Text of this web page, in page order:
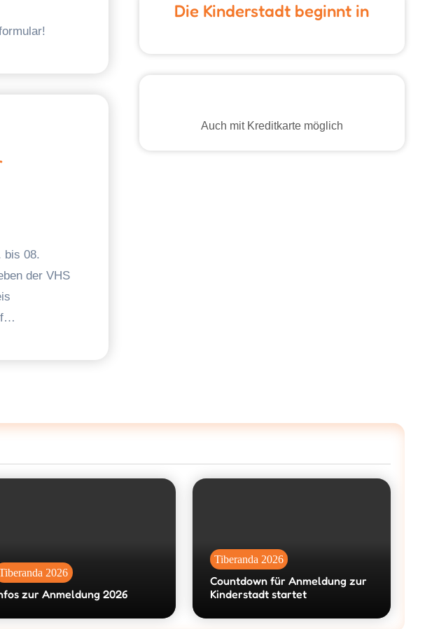
bis 08.
der VHS
Die Kinderstadt beginnt in
Auch mit Kreditkarte möglich
2026
zur Anmeldung 2026
Tiberanda 2026
Countdown für Anmeldung zur
Kinderstadt startet